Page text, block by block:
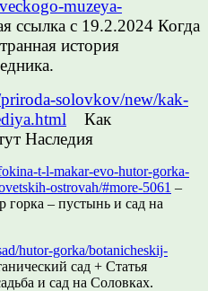
muzeya-
ссылка с 19.2.2024 Когда
история
solovkov/new/kak-
Как
Наследия
t-l-makar-evo-hutor-gorka-
ostrovah/#more-5061 –
горка – пустынь и сад на
hutor-gorka/botanicheskij-
сад + Статья
и сад на Соловках.